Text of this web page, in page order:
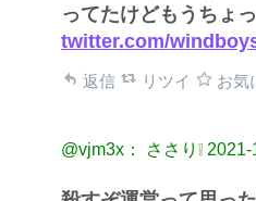
ってたけどもうちょ
twitter.com/
返信 リツイ お気
@vjm3x： ささり❕ 2021-